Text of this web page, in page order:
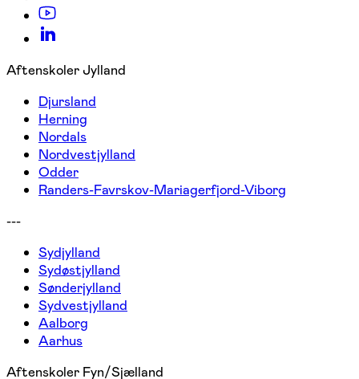
Aftenskoler Jylland
Djursland
Herning
Nordals
Nordvestjylland
Odder
Randers-Favrskov-Mariagerfjord-Viborg
---
Sydjylland
Sydøstjylland
Sønderjylland
Sydvestjylland
Aalborg
Aarhus
Aftenskoler Fyn/Sjælland